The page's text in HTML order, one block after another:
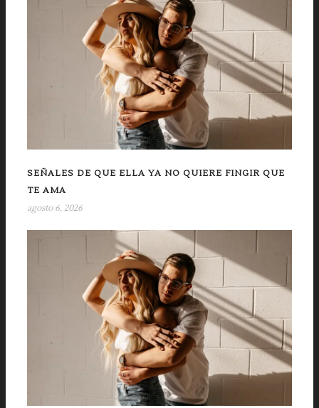
SEÑALES DE QUE ELLA YA NO QUIERE FINGIR QUE
TE AMA
agosto 6, 2026